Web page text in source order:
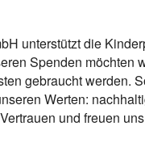
unterstützt die
Spenden möchten
gebraucht werden.
Werten:
und freuen